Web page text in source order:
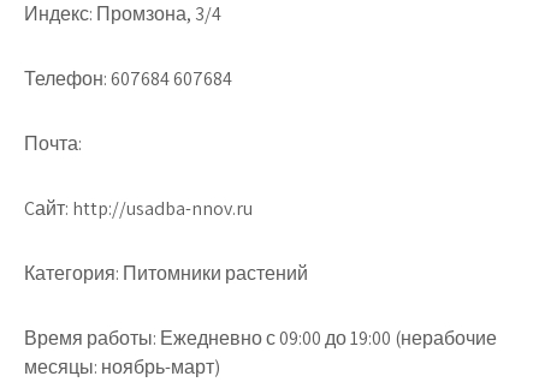
Индекс: Промзона, 3/4
Телефон: 607684 607684
Почта:
Cайт: http://usadba-nnov.ru
Категория: Питомники растений
Время работы: Ежедневно с 09:00 до 19:00 (нерабочие
месяцы: ноябрь-март)